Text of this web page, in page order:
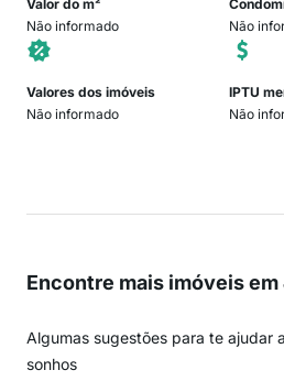
Valor do m²
Não informado
Não
Valores dos imóveis
Não informado
IPTU
Não
Encontre mais imóveis
Algumas sugestões para te ajudar
sonhos